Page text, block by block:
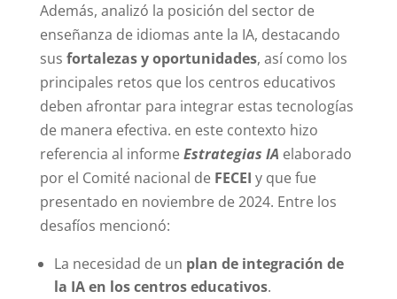
Además, analizó la posición del sector de
enseñanza de idiomas ante la IA, destacando
sus fortalezas y oportunidades, así como los
principales retos que los centros educativos
deben afrontar para integrar estas tecnologías
de manera efectiva. en este contexto hizo
referencia al informeEstrategias IA elaborado
por el Comité nacional de FECEI y que fue
presentado en noviembre de 2024. Entre los
desafíos mencionó:
La necesidad de un plan de integración de
la IA en los centros educativos.